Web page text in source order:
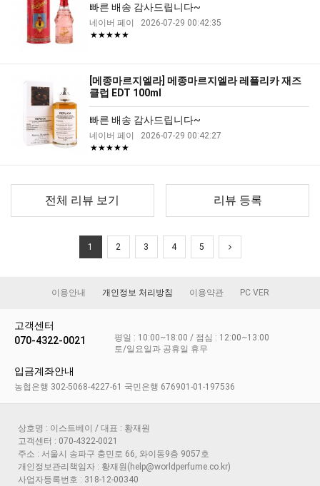
빠른 배송 감사드립니다~
네이버 페이
2026-07-29 00:42:35
★★★★★
[메종마르지엘라] 메종마르지엘라 레플리카 재즈
클럽 EDT 100ml
빠른 배송 감사드립니다~
네이버 페이
2026-07-29 00:42:27
★★★★★
전체 리뷰 보기 리뷰 등록
1 2 3 4 5
이용안내 개인정보 처리방침 이용약관 PC VER
고객센터
070-4322-0021
평일 : 10:00~18:00 / 점심 : 12:00~13:00
토/일요일과 공휴일 휴무
입금계좌안내
농협은행 302-5068-4227-61 국민은행 676901-01-197536
상호명 : 이스트베이 / 대표 : 황재원
고객센터 : 070-4322-0021
주소 : 서울시 송파구 충민로 66, 와이동9층 9057호
개인정보관리책임자 : 황재원(help@worldperfume.co.kr)
사업자등록번호 : 318-12-00340